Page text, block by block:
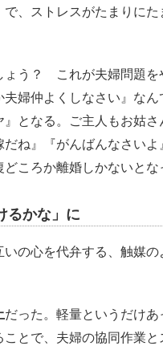
、ストレスがたまりにた
ょう？ これが夫婦問題を
婦仲よくしなさい』な
となる。ご主人もお姑さ
ね』『がんばんなさい
ころか離婚しかないとな
るかな」に
の心を代弁する、触媒の
だった。軽量というだけ
とで、夫婦の協同作業